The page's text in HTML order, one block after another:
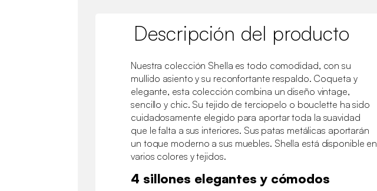
Descripción del producto
Nuestra colección Shella es todo comodidad, con su
mullido asiento y su reconfortante respaldo. Coqueta y
elegante, esta colección combina un diseño vintage,
sencillo y chic. Su tejido de terciopelo o bouclette ha sido
cuidadosamente elegido para aportar toda la suavidad
que le falta a sus interiores. Sus patas metálicas aportarán
un toque moderno a sus muebles. Shella está disponible en
varios colores y tejidos.
4 sillones elegantes y cómodos